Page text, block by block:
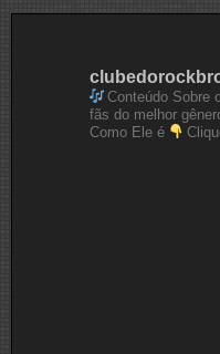
Conteúdo Sobre
fãs do melhor
Como Ele é